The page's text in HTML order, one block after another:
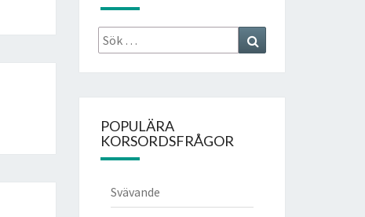
Sök
efter:
POPULÄRA
KORSORDSFRÅGOR
Svävande